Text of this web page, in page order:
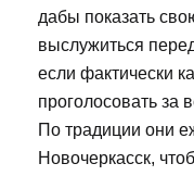
дабы показать
выслужиться
если фактически
проголосовать за
По традиции они
Новочеркасск,